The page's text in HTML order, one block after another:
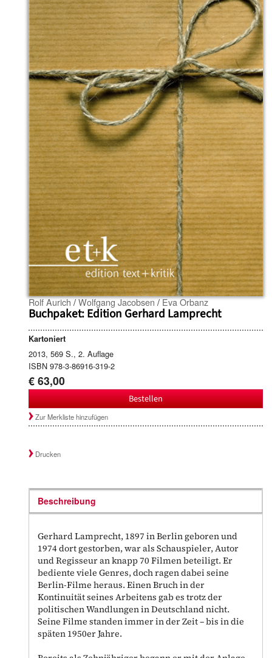
Rolf Aurich/Wolfgang Jacobsen/Eva Orbanz
Buchpaket: Edition Gerhard Lamprecht
Kartoniert
2013, 569 S., 2. Auflage
ISBN 978-3-86916-319-2
€ 63,00
Bestellen
Zur Merkliste hinzufügen
Drucken
Beschreibung
Gerhard Lamprecht, 1897 in Berlin geboren und
1974 dort gestorben, war als Schauspieler, Autor
und Regisseur an knapp 70 Filmen beteiligt. Er
bediente viele Genres, doch ragen dabei seine
Berlin-Filme heraus. Einen Bruch in der
Kontinuität seines Arbeitens gab es trotz der
politischen Wandlungen in Deutschland nicht.
Seine Filme standen immer in der Zeit – bis in die
späten 1950er Jahre.